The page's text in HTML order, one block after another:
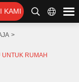
KAMI
UNTUK RUMAH